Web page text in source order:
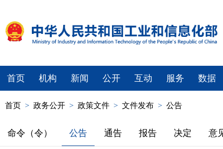
首页 机构 新闻 公开 互动 服务 数据
首页 > 政务公开 > 政策文件 > 文件发布 > 公告
命令（令） 公告 通告 报告 决定 意